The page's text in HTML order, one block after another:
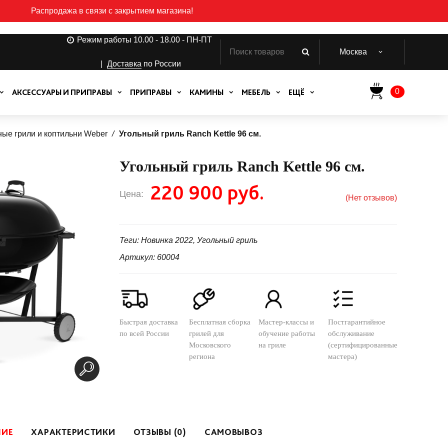
Распродажа в связи с закрытием магазина!
Режим работы 10.00 - 18.00 - ПН-ПТ
Доставка по России
Москва
0
АКСЕССУАРЫ И ПРИПРАВЫ ПРИПРАВЫ КАМИНЫ МЕБЕЛЬ ЕЩЁ
грили и коптильни Weber Угольный гриль Ranch Kettle 96 см.
Угольный гриль Ranch Kettle 96 см.
Цена: 220 900 руб. (Нет отзывов)
Теги: Новинка 2022, Угольный гриль
Артикул: 60004
Быстрая доставка
по всей России
Бесплатная сборка
грилей для
Московского
региона
Мастер-классы и
обучение работы
на гриле
Постгарантийное
обслуживание
(сертифицированные
мастера)
ХАРАКТЕРИСТИКИ ОТЗЫВЫ (0) САМОВЫВОЗ